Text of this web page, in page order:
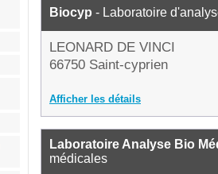
Biocyp - Laboratoire
LEONARD DE VINCI
66750 Saint-cyprien
Afficher les détails
Laboratoire Analyse Bio
médicales